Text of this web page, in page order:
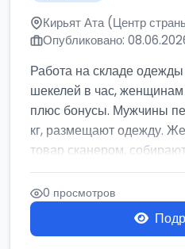
Кирьят Ата (Центр
Опубликовано:
Работа на складе
шекелей в час,
плюс бонусы. Мужчины
кг, размещают одежду.
товар сканером, собирают
0 просмотров